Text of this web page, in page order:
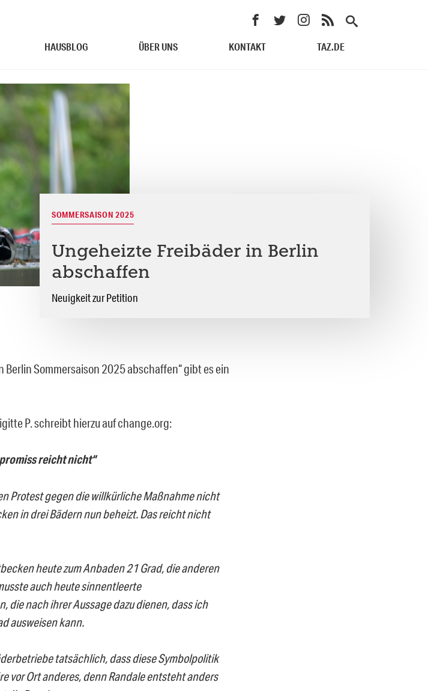
HAUSBLOG ÜBER UNS KONTAKT TAZ.DE
SOMMERSAISON 2025
Ungeheizte Freibäder in Berlin
abschaffen
Neuigkeit zur Petition
Berlin Sommersaison 2025 abschaffen“ gibt es ein
P. schreibt hierzu auf change.org:
reicht nicht“
Protest gegen die willkürliche Maßnahme nicht
in drei Bädern nun beheizt. Das reicht nicht
heute zum Anbaden 21 Grad, die anderen
auch heute sinnentleerte
die nach ihrer Aussage dazu dienen, dass ich
ausweisen kann.
tatsächlich, dass diese Symbolpolitik
vor Ort anderes, denn Randale entsteht anders